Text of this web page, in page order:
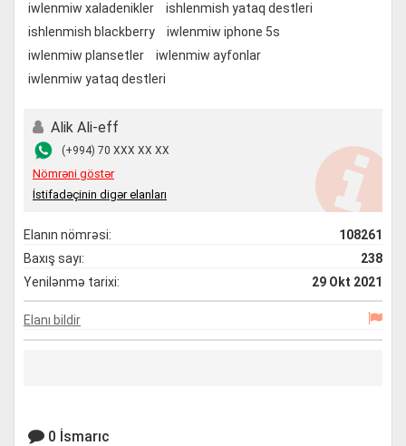
iwlenmiw xaladenikler
ishlenmish yataq destleri
ishlenmish blackberry
iwlenmiw iphone 5s
iwlenmiw plansetler
iwlenmiw ayfonlar
iwlenmiw yataq destleri
Alik Ali-eff
(+994) 70 XXX XX XX
Nömrəni göstər
İstifadəçinin digər elanları
Elanın nömrəsi:
108261
Baxış sayı:
238
Yenilənmə tarixi:
29 Okt 2021
Elanı bildir
0 İsmarıc